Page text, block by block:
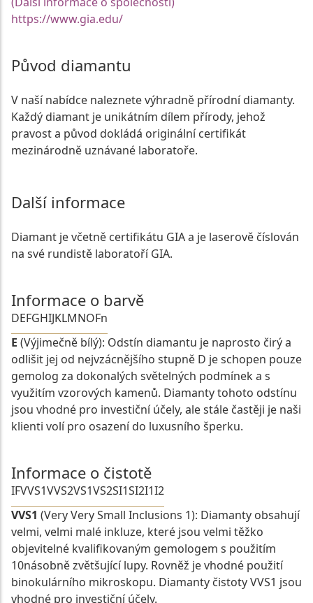
https://www.gia.edu/
Původ diamantu
V naší nabídce naleznete výhradně přírodní diamanty.
Každý diamant je unikátním dílem přírody, jehož
pravost a původ dokládá originální certifikát
mezinárodně uznávané laboratoře.
Další informace
Diamant je včetně certifikátu GIA a je laserově číslován
na své rundistě laboratoří GIA.
Informace o barvě
DEFGHIJKLMNOFn
E (Výjimečně bílý): Odstín diamantu je naprosto čirý a
odlišit jej od nejvzácnějšího stupně D je schopen pouze
gemolog za dokonalých světelných podmínek a s
využitím vzorových kamenů. Diamanty tohoto odstínu
jsou vhodné pro investiční účely, ale stále častěji je naši
klienti volí pro osazení do luxusního šperku.
Informace o čistotě
IFVVS1VVS2VS1VS2SI1SI2I1I2
VVS1 (Very Very Small Inclusions 1): Diamanty obsahují
velmi, velmi malé inkluze, které jsou velmi těžko
objevitelné kvalifikovaným gemologem s použitím
10násobně zvětšující lupy. Rovněž je vhodné použití
binokulárního mikroskopu. Diamanty čistoty VVS1 jsou
vhodné pro investiční účely.